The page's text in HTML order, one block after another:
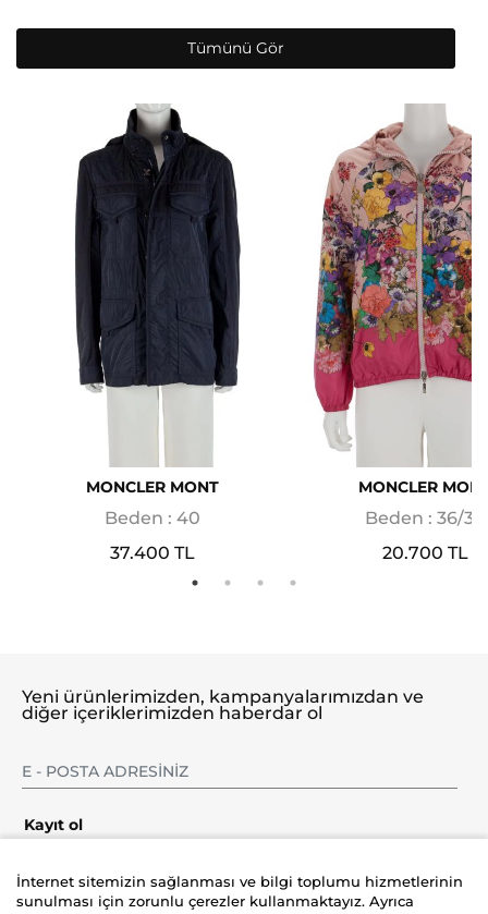
Tümünü Gör
MONCLER MONT
Beden : 40
37.400 TL
MONCLER
Beden : 36/38
20.700 TL
Yeni ürünlerimizden, kampanyalarımızdan ve
diğer içeriklerimizden haberdar ol
Kayıt ol
İnternet sitemizin sağlanması ve bilgi toplumu hizmetlerinin
sunulması için zorunlu çerezler kullanmaktayız. Ayrıca